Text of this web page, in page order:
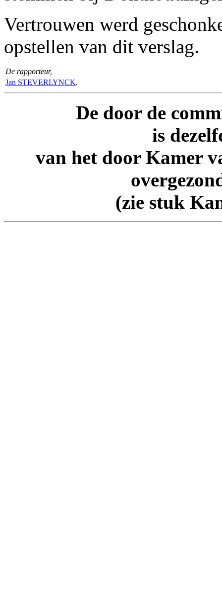
Vertrouwen werd
opstellen van dit verslag.
De rapporteur,
Jan STEVERLYNCK.
De door de
is
van het door Kamer
(zie stuk